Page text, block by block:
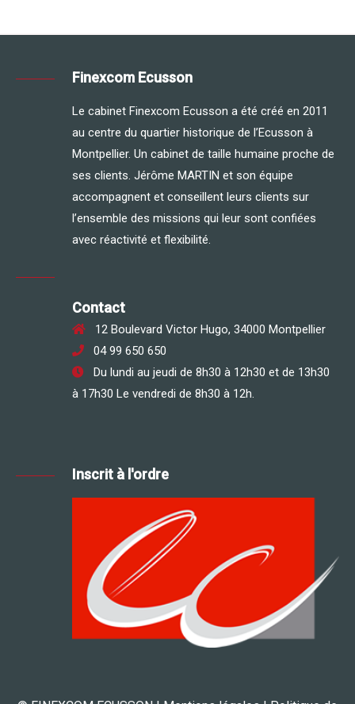
Finexcom Ecusson
Le cabinet Finexcom Ecusson a été créé en 2011
au centre du quartier historique de l’Ecusson à
Montpellier. Un cabinet de taille humaine proche de
ses clients. Jérôme MARTIN et son équipe
accompagnent et conseillent leurs clients sur
l’ensemble des missions qui leur sont confiées
avec réactivité et flexibilité.
Contact
12 Boulevard Victor Hugo, 34000 Montpellier
04 99 650 650
Du lundi au jeudi de 8h30 à 12h30 et de 13h30
à 17h30 Le vendredi de 8h30 à 12h.
Inscrit à l'ordre